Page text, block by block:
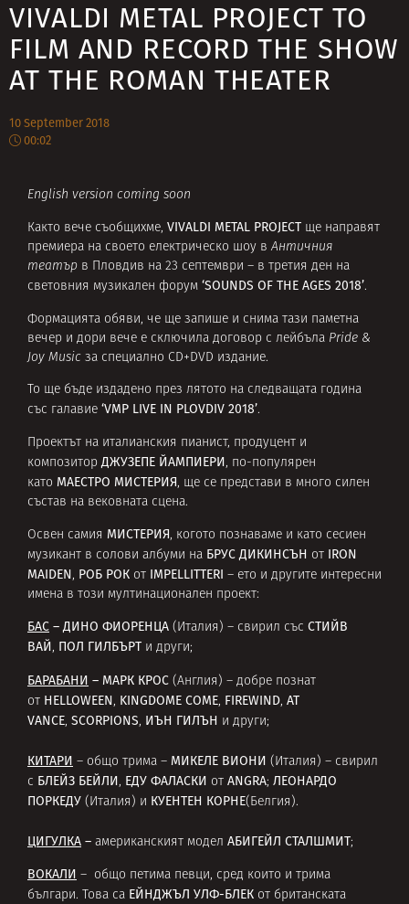
VIVALDI METAL PROJECT TO
FILM AND RECORD THE SHOW
AT THE ROMAN THEATER
10 September 2018
00:02
English version coming soon
Както вече съобщихме, VIVALDI METAL PROJECT ще направят
премиера на своето електрическо шоу в Античния
театър в Пловдив на 23 септември – в третия ден на
световния музикален форум ‘SOUNDS OF THE AGES 2018’.
Формацията обяви, че ще запише и снима тази паметна
вечер и дори вече е сключила договор с лейбъла Pride &
Joy Music за специално CD+DVD издание.
То ще бъде издадено през лятото на следващата година
със галавие ‘VMP LIVE IN PLOVDIV 2018’.
Проектът на италианския пианист, продуцент и
композиторДЖУЗЕПЕ ЙАМПИЕРИ, по-популярен
като МАЕСТРО МИСТЕРИЯ, ще се представи в много силен
състав на вековната сцена.
Освен самия МИСТЕРИЯ, когото познаваме и като сесиен
музикант в солови албуми на БРУС ДИКИНСЪН от IRON
MAIDEN, РОБ РОК от IMPELLITTERI – ето и другите интересни
имена в този мултинационален проект:
БАС – ДИНО ФИОРЕНЦА (Италия) – свирил със СТИЙВ
ВАЙ, ПОЛ ГИЛБЪРТ и други;
БАРАБАНИ – МАРК КРОС (Англия) – добре познат
от HELLOWEEN, KINGDOME COME, FIREWIND, AT
VANCE, SCORPIONS, ИЪН ГИЛЪН и други;
КИТАРИ – общо трима – МИКЕЛЕ ВИОНИ (Италия) – свирил
с БЛЕЙЗ БЕЙЛИ, ЕДУ ФАЛАСКИ от ANGRA; ЛЕОНАРДО
ПОРКЕДУ (Италия) и КУЕНТЕН КОРНЕ(Белгия).
ЦИГУЛКА – американският модел АБИГЕЙЛ СТАЛШМИТ;
ВОКАЛИ – общо петима певци, сред които и трима
българи. Това са ЕЙНДЖЪЛ УЛФ-БЛЕК от британската